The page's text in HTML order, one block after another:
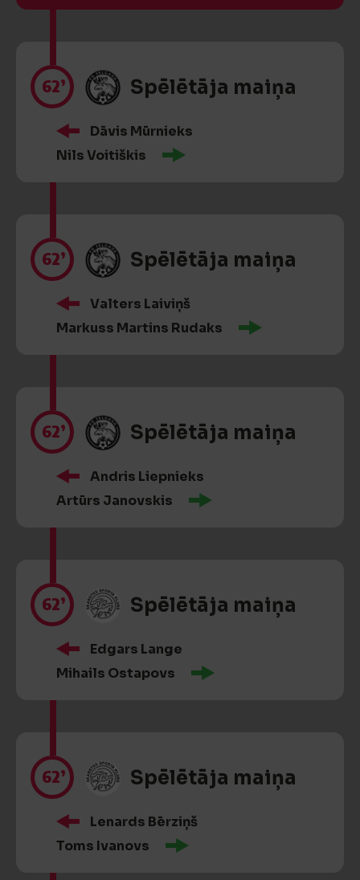
62’ Spēlētāja maiņa
Dāvis Mūrnieks
Nils Voitiškis
62’ Spēlētāja maiņa
Valters Laiviņš
Markuss Martins Rudaks
62’ Spēlētāja maiņa
Andris Liepnieks
Artūrs Janovskis
62’ Spēlētāja maiņa
Edgars Lange
Mihails Ostapovs
62’ Spēlētāja maiņa
Lenards Bērziņš
Toms Ivanovs